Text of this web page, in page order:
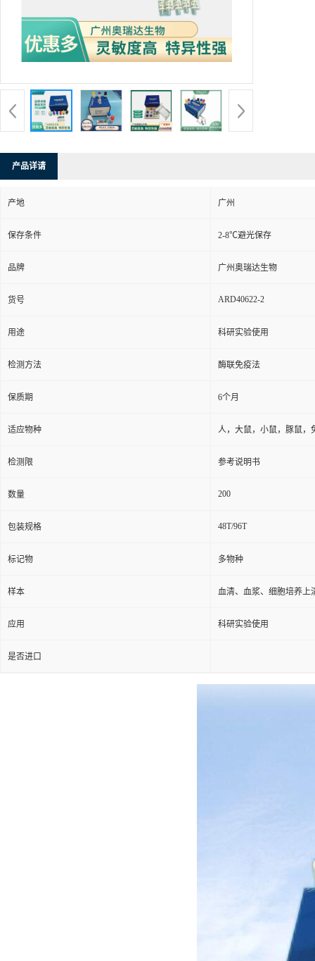
产品详请
产地 广州
保存条件 2-8℃避光保存
品牌 广州奥瑞达生物
货号 ARD40622-2
用途 科研实验使用
检测方法 酶联免疫法
保质期 6个月
适应物种 人，大鼠，小鼠，豚鼠，
检测限 参考说明书
数量 200
包装规格 48T/96T
标记物 多物种
样本 血清、血浆、细胞培养上
应用 科研实验使用
是否进口